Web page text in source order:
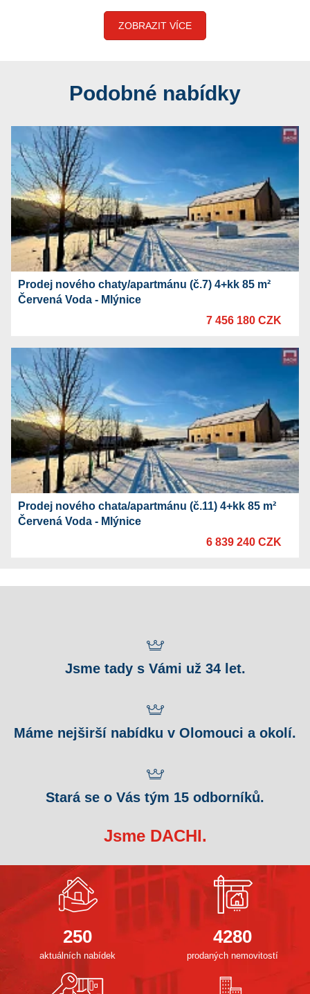
ZOBRAZIT VÍCE
Podobné nabídky
Prodej nového chaty/apartmánu (č.7) 4+kk 85 m²
Červená Voda - Mlýnice
7 456 180 CZK
Prodej nového chata/apartmánu (č.11) 4+kk 85 m²
Červená Voda - Mlýnice
6 839 240 CZK
Jsme tady s Vámi už 34 let.
Máme nejširší nabídku v Olomouci a okolí.
Stará se o Vás tým 15 odborníků.
Jsme DACHI.
250
aktuálních nabídek
4280
prodaných nemovitostí